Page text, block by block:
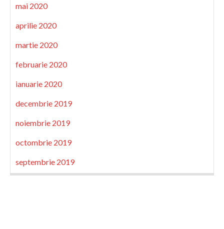
mai 2020
aprilie 2020
martie 2020
februarie 2020
ianuarie 2020
decembrie 2019
noiembrie 2019
octombrie 2019
septembrie 2019